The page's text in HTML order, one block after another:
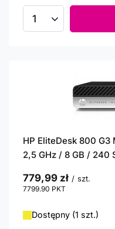
Ilość produktów
HP EliteDesk 800
2,5 GHz / 8 GB / 240
779,99 zł / szt.
7799.90 PKT
Dostępny (1 szt.)